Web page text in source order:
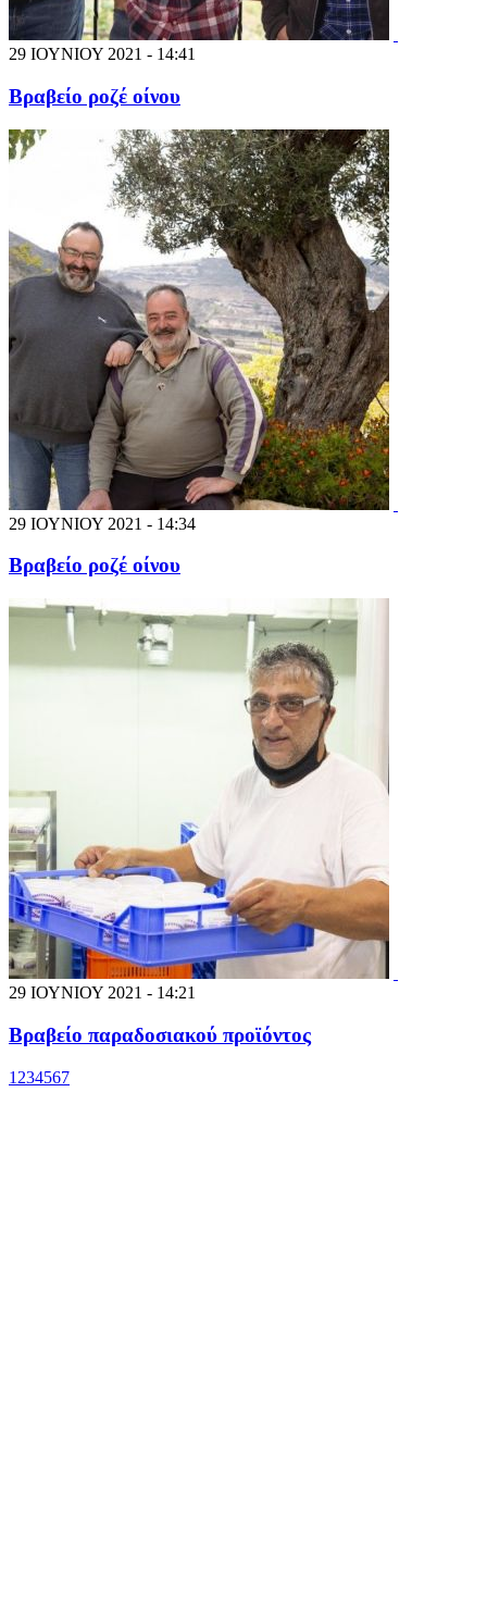
29 ΙΟΥΝΙΟΥ 2021 - 14:41
Βραβείο ροζέ οίνου
29 ΙΟΥΝΙΟΥ 2021 - 14:34
Βραβείο ροζέ οίνου
29 ΙΟΥΝΙΟΥ 2021 - 14:21
Βραβείο παραδοσιακού προϊόντος
1 234567